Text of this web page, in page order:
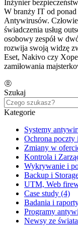
Inżynier
W branży IT od ponad
Antywirusów.
świadczenia usług
osobowy zespół w
rozwija swoją widzę
Eset, Nakivo czy
zamiłowania
Szukaj
Kategorie
Systemy
Ochrona poczty
Zmiany w
Kontrola i
Wykrywanie i
Backup i
UTM, Web
Case study (4)
Badania i
Programy
Newsy ze